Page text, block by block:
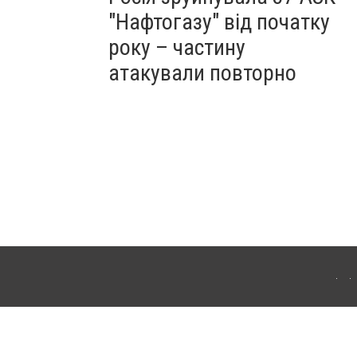
"Нафтогазу" від початку
року – частину
атакували повторно